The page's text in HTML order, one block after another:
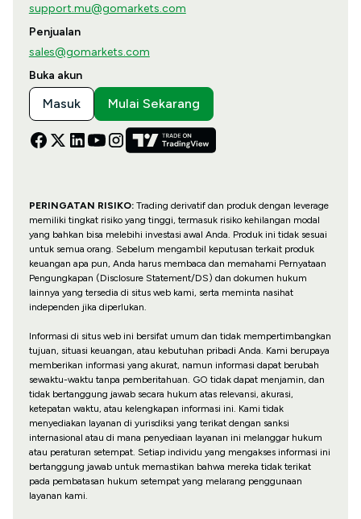
support.mu@gomarkets.com
Penjualan
sales@gomarkets.com
Buka akun
Masuk Mulai Sekarang
PERINGATAN RISIKO:Trading derivatif dan produk dengan leverage
memiliki tingkat risiko yang tinggi, termasuk risiko kehilangan modal
yang bahkan bisa melebihi investasi awal Anda. Produk ini tidak sesuai
untuk semua orang. Sebelum mengambil keputusan terkait produk
keuangan apa pun, Anda harus membaca dan memahami Pernyataan
Pengungkapan (Disclosure Statement/DS) dan dokumen hukum
lainnya yang tersedia di situs web kami, serta meminta nasihat
independen jika diperlukan.
Informasi di situs web ini bersifat umum dan tidak mempertimbangkan
tujuan, situasi keuangan, atau kebutuhan pribadi Anda. Kami berupaya
memberikan informasi yang akurat, namun informasi dapat berubah
sewaktu-waktu tanpa pemberitahuan. GO tidak dapat menjamin, dan
tidak bertanggung jawab secara hukum atas relevansi, akurasi,
ketepatan waktu, atau kelengkapan informasi ini. Kami tidak
menyediakan layanan di yurisdiksi yang terikat dengan sanksi
internasional atau di mana penyediaan layanan ini melanggar hukum
atau peraturan setempat. Setiap individu yang mengakses informasi ini
bertanggung jawab untuk memastikan bahwa mereka tidak terikat
pada pembatasan hukum setempat yang melarang penggunaan
layanan kami.